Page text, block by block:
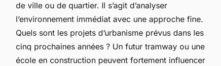
de ville ou de quartier. Il s’agit d’analyser
l’environnement immédiat avec une approche fine.
Quels sont les projets d’urbanisme prévus dans les
cinq prochaines années ? Un futur tramway ou une
école en construction peuvent fortement influencer